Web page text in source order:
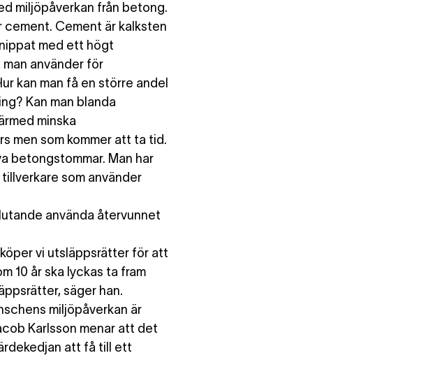
miljöpåverkan från betong.
Cement är kalksten
med ett högt
använder för
kan man få en större andel
Kan man blanda
minska
men som kommer att ta tid.
betongstommar. Man har
som använder
använda återvunnet
vi utsläppsrätter för att
10 år ska lyckas ta fram
säger han.
miljöpåverkan är
Karlsson menar att det
att få till ett